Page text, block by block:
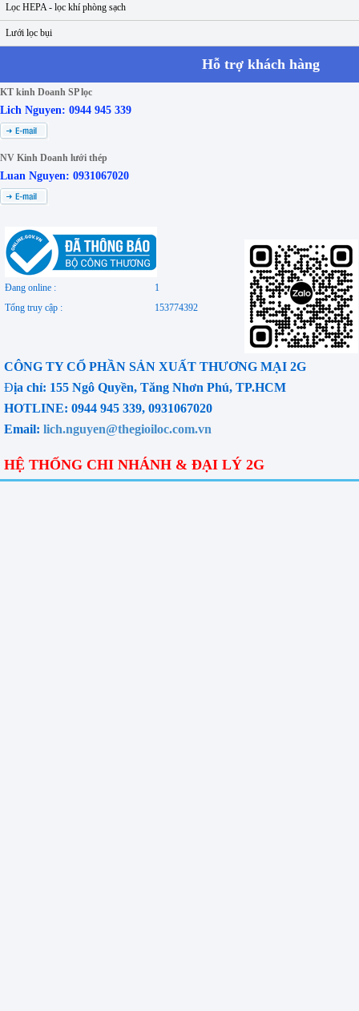
Lọc HEPA - lọc khí phòng sạch
Lưới lọc bụi
Hỗ trợ khách hàng
KT kinh Doanh SP lọc
Lich Nguyen: 0944 945 339
NV Kinh Doanh lưới thép
Luan Nguyen: 0931067020
Đang online :
1
Tổng truy cập :
153774392
CÔNG TY CỔ PHẦN SẢN XUẤT THƯƠNG MẠI 2G
Địa chỉ: 155 Ngô Quyền, Tăng Nhơn Phú, TP.HCM
HOTLINE: 0944 945 339, 0931067020
Email: lich.nguyen@thegioiloc.com.vn
HỆ THỐNG CHI NHÁNH & ĐẠI LÝ 2G